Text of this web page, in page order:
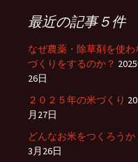
最近の記事５件
なぜ農薬・除草剤を使わ
づくりをするのか？
26日
２０２５年の米づくり
月27日
どんなお米をつくろうか
3月26日